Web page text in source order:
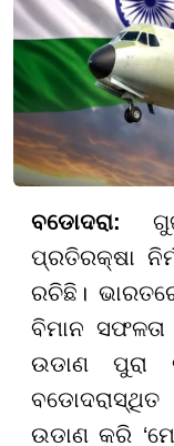
ବଡୋଦରା:
ପ୍ରତିରକ୍ଷା
ରଚିଛି।
ବିମାନ
ଉଡାଣ ପୁରା
ଉଡାଣ କରି